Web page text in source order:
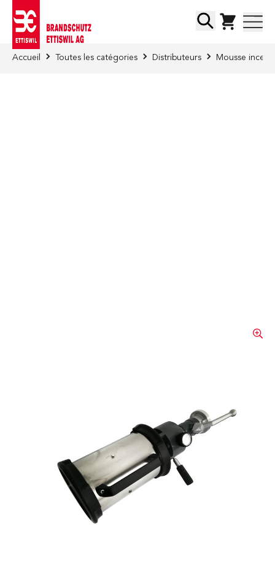
Chercher
Accueil Toutes les catégories Distributeurs Mousse
La lance combinée est disponible en deux
versions. Les deux modèles se caractérisent
par leurs dimensions compactes et leur
faible poids, ce qui les rend idéaux pour
diverses applications. Leur construction
robuste garantit une utilisation fiable dans